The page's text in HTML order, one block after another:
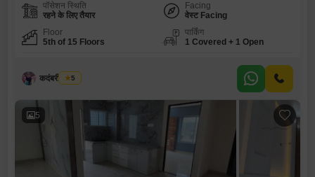
पॉसेशन स्थिति
रहने के लिए तैयार
Facing
वेस्ट Facing
Floor
5th of 15 Floors
पार्किंग
1 Covered + 1 Open
कदंबरी मेश्राम
5
5